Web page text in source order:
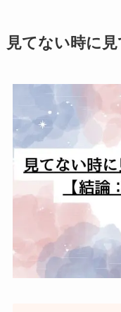
見てない時に